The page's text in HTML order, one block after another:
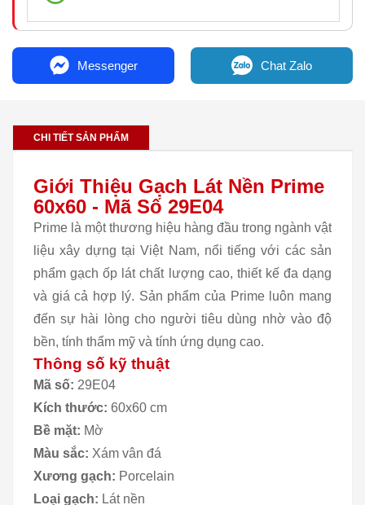
Messenger Chat Zalo
CHI TIẾT SẢN PHẨM
Giới Thiệu Gạch Lát Nền Prime
60x60 - Mã Số 29E04
Prime là một thương hiệu hàng đầu trong ngành vật
liệu xây dựng tại Việt Nam, nổi tiếng với các sản
phẩm gạch ốp lát chất lượng cao, thiết kế đa dạng
và giá cả hợp lý. Sản phẩm của Prime luôn mang
đến sự hài lòng cho người tiêu dùng nhờ vào độ
bền, tính thẩm mỹ và tính ứng dụng cao.
Thông số kỹ thuật
Mã số: 29E04
Kích thước: 60x60 cm
Bề mặt: Mờ
Màu sắc: Xám vân đá
Xương gạch: Porcelain
Loại gạch: Lát nền